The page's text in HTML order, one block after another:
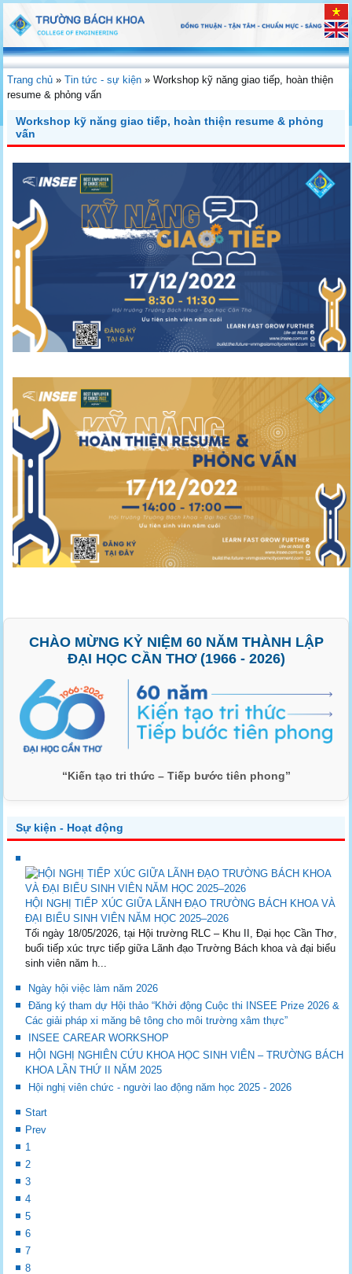
Trang chủ »Tin tức - sự kiện »Workshop kỹ năng giao tiếp, hoàn thiện
resume & phỏng vấn
Workshop kỹ năng giao tiếp, hoàn thiện resume & phỏng
vấn
CHÀO MỪNG KỶ NIỆM 60 NĂM THÀNH LẬP
ĐẠI HỌC CẦN THƠ (1966 - 2026)
“Kiến tạo tri thức – Tiếp bước tiên phong”
Sự kiện - Hoạt động
HỘI NGHỊ TIẾP XÚC GIỮA LÃNH ĐẠO TRƯỜNG BÁCH KHOA VÀ
ĐẠI BIỂU SINH VIÊN NĂM HỌC 2025–2026
Tối ngày 18/05/2026, tại Hội trường RLC – Khu II, Đại học Cần Thơ,
buổi tiếp xúc trực tiếp giữa Lãnh đạo Trường Bách khoa và đại biểu
sinh viên năm h...
Ngày hội việc làm năm 2026
Đăng ký tham dự Hội thảo “Khởi động Cuộc thi INSEE Prize 2026 &
Các giải pháp xi măng bê tông cho môi trường xâm thực”
INSEE CAREAR WORKSHOP
HỘI NGHỊ NGHIÊN CỨU KHOA HỌC SINH VIÊN – TRƯỜNG BÁCH
KHOA LẦN THỨ II NĂM 2025
Hội nghị viên chức - người lao động năm học 2025 - 2026
Start
Prev
1
2
3
4
5
6
7
8